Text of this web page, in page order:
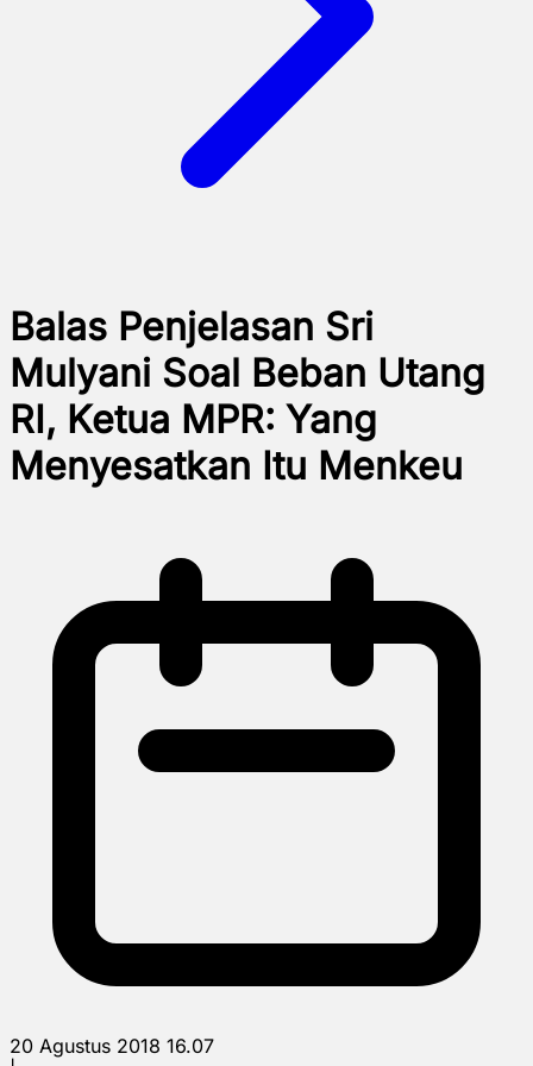
Balas Penjelasan Sri
Mulyani Soal Beban Utang
RI, Ketua MPR: Yang
Menyesatkan Itu Menkeu
20 Agustus 2018 16.07